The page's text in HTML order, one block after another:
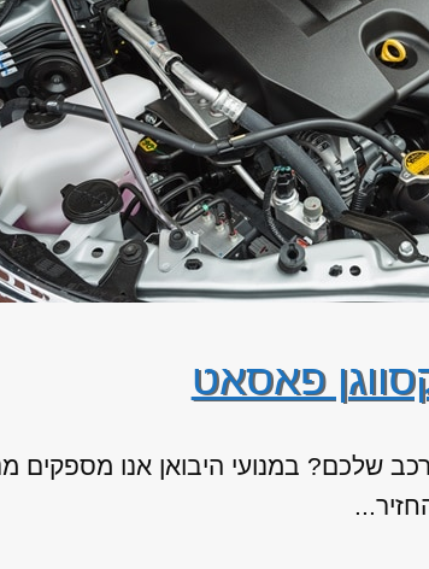
פאסאט
שלכם? במנועי היבואן אנו מספקים